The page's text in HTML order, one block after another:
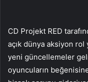
CD Projekt RED
açık dünya aksiyon
yeni güncellemeler
oyuncuların